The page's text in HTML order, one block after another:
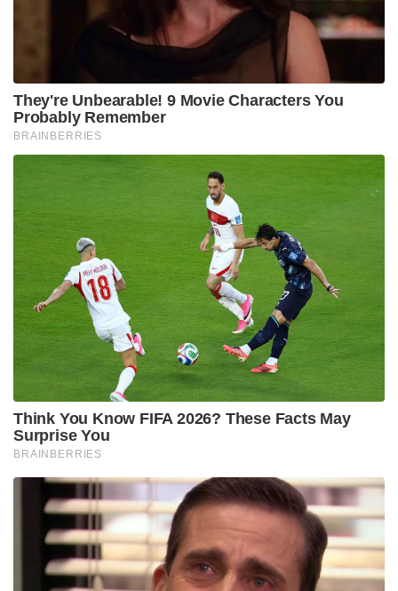
They're Unbearable! 9 Movie Characters You
Probably Remember
BRAINBERRIES
Think You Know FIFA 2026? These Facts May
Surprise You
BRAINBERRIES